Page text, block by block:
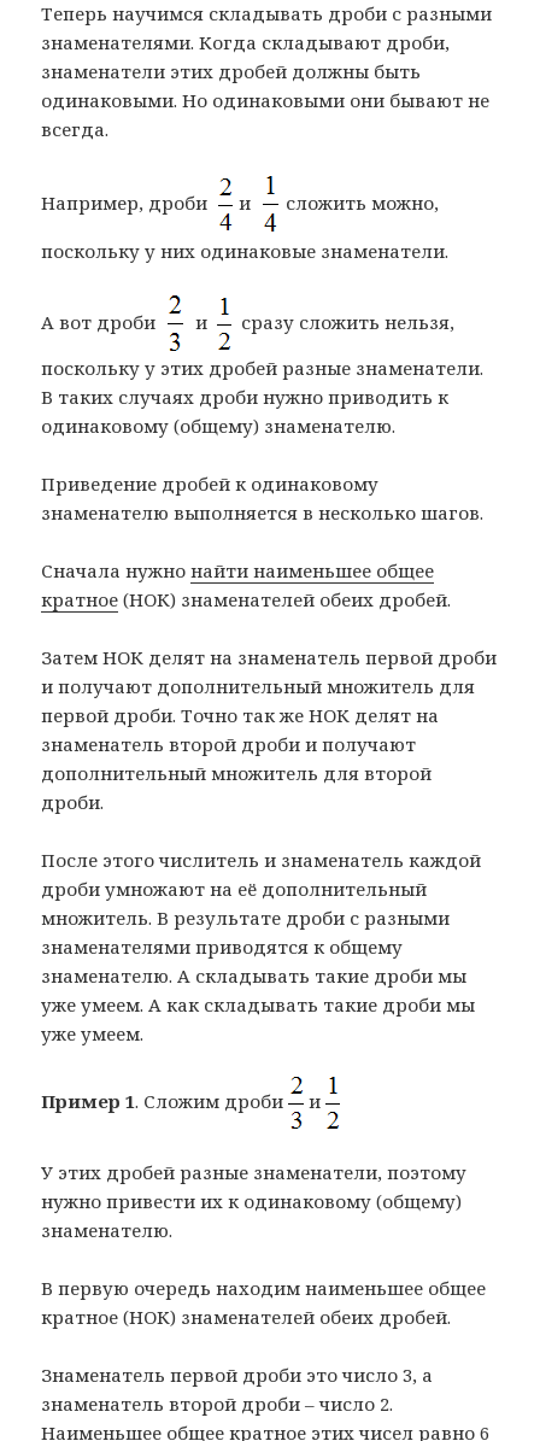
Теперь научимся складывать дроби с разными
знаменателями. Когда складывают дроби,
знаменатели этих дробей должны быть
одинаковыми. Но одинаковыми они бывают не
всегда.
Например, дроби и сложить можно,
поскольку у них одинаковые знаменатели.
А вот дроби и
сразу сложить нельзя,
поскольку у этих дробей разные знаменатели.
В таких случаях дроби нужно приводить к
одинаковому (общему) знаменателю.
Приведение дробей к одинаковому
знаменателю выполняется в несколько шагов.
Сначала нужнонайти наименьшее общее
кратное (НОК) знаменателей обеих дробей.
Затем НОК делят на знаменатель первой дроби
и получают дополнительный множитель для
первой дроби. Точно так же НОК делят на
знаменатель второй дроби и получают
дополнительный множитель для второй
дроби.
После этого числитель и знаменатель каждой
дроби умножают на её дополнительный
множитель. В результате дроби с разными
знаменателями приводятся к общему
знаменателю. А складывать такие дроби мы
уже умеем. А как складывать такие дроби мы
уже умеем.
Пример 1. Сложим дроби и
У этих дробей разные знаменатели, поэтому
нужно привести их к одинаковому (общему)
знаменателю.
В первую очередь находим наименьшее общее
кратное (НОК) знаменателей обеих дробей.
Знаменатель первой дроби это число 3, а
знаменатель второй дроби – число 2.
Наименьшее общее кратное этих чисел равно 6